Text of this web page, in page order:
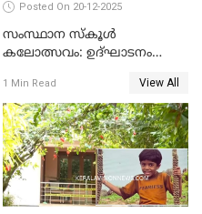
Posted On 20-12-2025
സംസ്ഥാന സ്കൂൾ
കലോത്സവം: ഉദ്ഘാടനം
മുഖ്യാതിഥിയായി
മോഹൻലാൽ
1 Min Read View All